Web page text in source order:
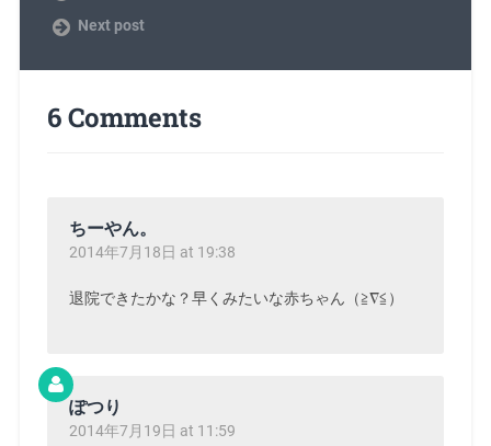
Next post
6 Comments
ちーやん。
2014年7月18日 at 19:38
退院できたかな？早くみたいな赤ちゃん（≧∇≦）
ぽつり
2014年7月19日 at 11:59